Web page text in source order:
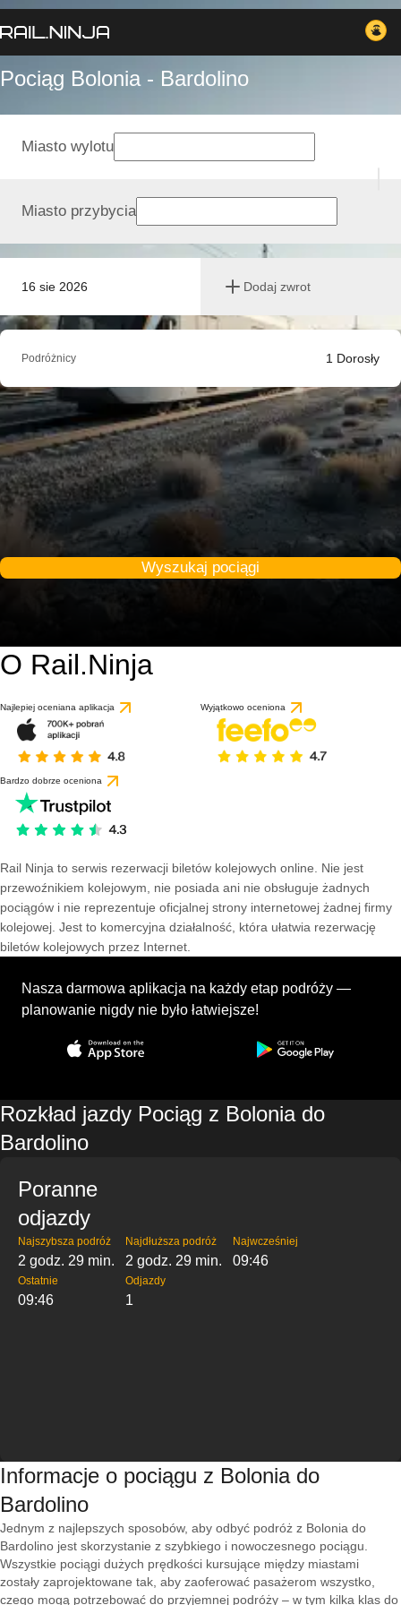
Pociąg Bolonia - Bardolino
16 sie 2026 Dodaj zwrot
Miasto wylotu
Miasto przybycia
Podróżnicy 1 Dorosły
Wyszukaj pociągi
O Rail.Ninja
Najlepiej oceniana aplikacja Wyjątkowo oceniona
Bardzo dobrze oceniona
Rail Ninja to serwis rezerwacji biletów kolejowych online. Nie jest
przewoźnikiem kolejowym, nie posiada ani nie obsługuje żadnych
pociągów i nie reprezentuje oficjalnej strony internetowej żadnej firmy
kolejowej. Jest to komercyjna działalność, która ułatwia rezerwację
biletów kolejowych przez Internet.
Nasza darmowa aplikacja na każdy etap podróży —
planowanie nigdy nie było łatwiejsze!
Rozkład jazdy Pociąg z Bolonia do
Bardolino
Poranne
odjazdy
Najszybsza podróż
2 godz. 29 min.
Najdłuższa podróż
2 godz. 29 min.
Najwcześniej
09:46
Ostatnie
09:46
Odjazdy
1
Informacje o pociągu z Bolonia do
Bardolino
Jednym z najlepszych sposobów, aby odbyć podróż z Bolonia do
Bardolino jest skorzystanie z szybkiego i nowoczesnego pociągu.
Wszystkie pociągi dużych prędkości kursujące między miastami
zostały zaprojektowane tak, aby zaoferować pasażerom wszystko,
czego mogą potrzebować do przyjemnej podróży – w tym kilka klas do